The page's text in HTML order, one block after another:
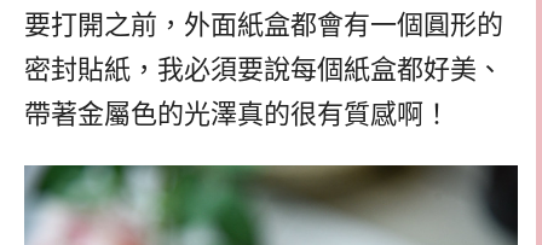
要打開之前，外面紙盒都會有一個圓形的
密封貼紙，我必須要說每個紙盒都好美、
帶著金屬色的光澤真的很有質感啊！